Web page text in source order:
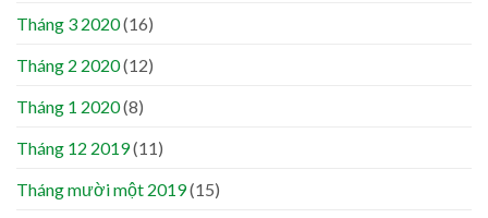
Tháng 3 2020(16)
Tháng 2 2020(12)
Tháng 1 2020(8)
Tháng 12 2019(11)
Tháng mười một 2019(15)